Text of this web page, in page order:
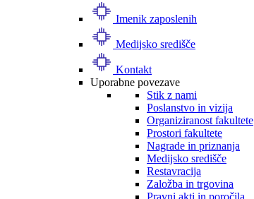
Imenik zaposlenih
Medijsko središče
Kontakt
Uporabne povezave
Stik z nami
Poslanstvo in vizija
Organiziranost fakultete
Prostori fakultete
Nagrade in priznanja
Medijsko središče
Restavracija
Založba in trgovina
Pravni akti in poročila